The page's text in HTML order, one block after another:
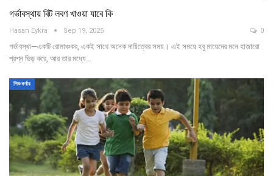
গর্ভাবস্থায় বিট লবণ খাওয়া যাবে কি
Hasan Eykra Sep 19, 2025 0
গর্ভাবস্থা—একটি রোমাঞ্চকর, একই সাথে অনেক দায়িত্বের সময়। এই সময়ে হবু মায়েদের মনে হাজারো
প্রশ্ন ভিড় করে, আর তার মধ্যে…
শিশু কর্ণার